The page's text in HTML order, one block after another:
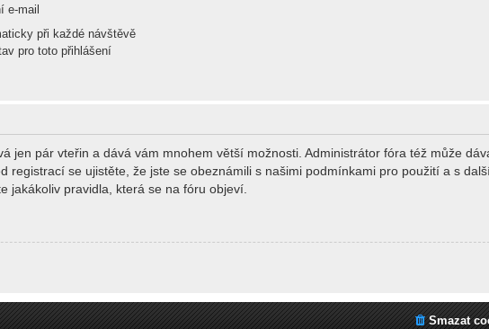
e-mail
při každé návštěvě
pro toto přihlášení
jen pár vteřin a dává vám mnohem větší možnosti. Administrátor fóra též může
registrací se ujistěte, že jste se obeznámili s našimi podmínkami pro použití a s
jakákoliv pravidla, která se na fóru objeví.
Smazat